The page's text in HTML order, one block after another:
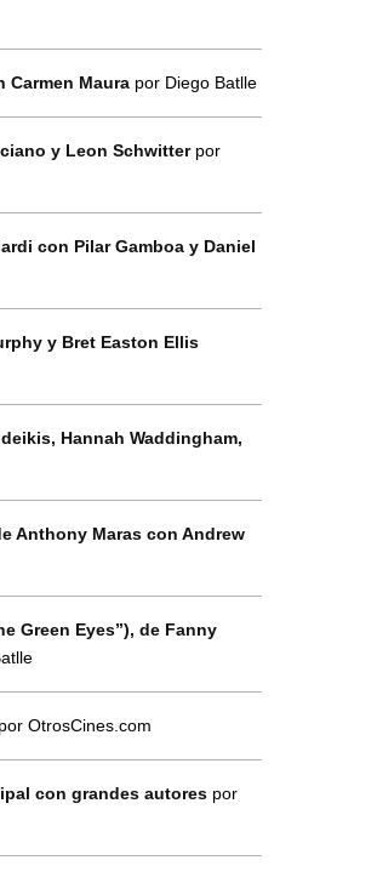
Carmen Maura por Diego Batlle
y Leon Schwitter por
con Pilar Gamboa y Daniel
y Bret Easton Ellis
Hannah Waddingham,
Anthony Maras con Andrew
Green Eyes”), de Fanny
por OtrosCines.com
con grandes autores por